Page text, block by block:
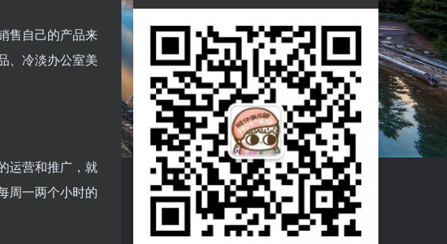
售自己的产品来
、冷淡办公室美
运营和推广，就
周一两个小时的